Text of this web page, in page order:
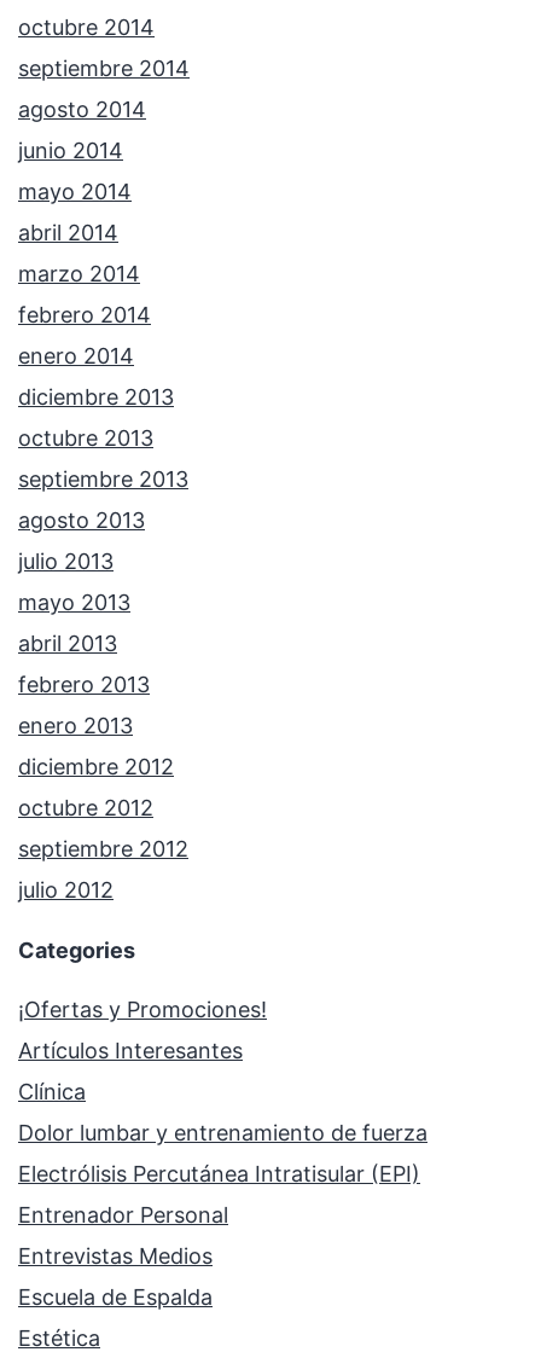
octubre 2014
septiembre 2014
agosto 2014
junio 2014
mayo 2014
abril 2014
marzo 2014
febrero 2014
enero 2014
diciembre 2013
octubre 2013
septiembre 2013
agosto 2013
julio 2013
mayo 2013
abril 2013
febrero 2013
enero 2013
diciembre 2012
octubre 2012
septiembre 2012
julio 2012
Categories
¡Ofertas y Promociones!
Artículos Interesantes
Clínica
Dolor lumbar y entrenamiento de fuerza
Electrólisis Percutánea Intratisular (EPI)
Entrenador Personal
Entrevistas Medios
Escuela de Espalda
Estética